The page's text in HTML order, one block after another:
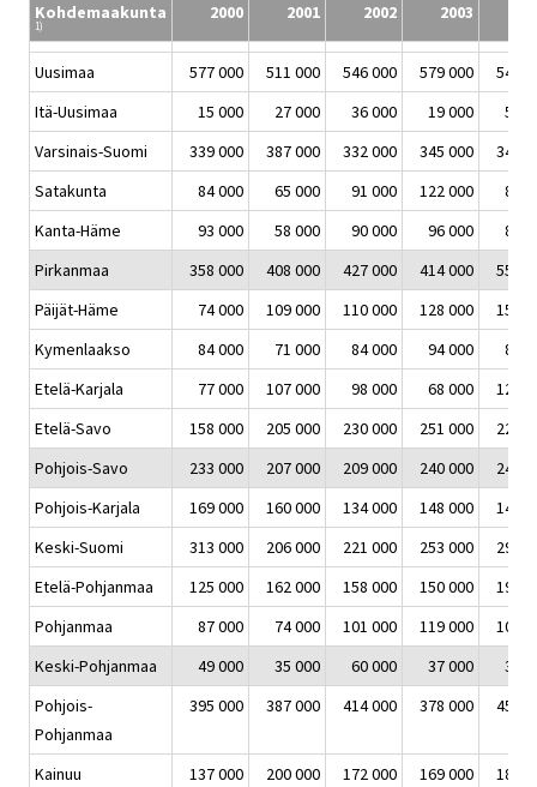
Kohdemaakunta
1)
2000 2001 2002 2003
Uusimaa 577 000 511 000 546 000 579 000
546
Itä-Uusimaa
15 000 27 000 36 000 19 000
51
Varsinais-Suomi
339 000 387 000 332 000 345 000
341
Satakunta
84 000 65 000 91 000 122 000
81
Kanta-Häme
93 000 58 000 90 000 96 000
86
Pirkanmaa
358 000 408 000 427 000 414 000
552
Päijät-Häme
74 000 109 000 110 000 128 000
156
Kymenlaakso
84 000 71 000 84 000 94 000
87
Etelä-Karjala
77 000 107 000 98 000 68 000
126
Etelä-Savo
158 000 205 000 230 000 251 000
226
Pohjois-Savo
233 000 207 000 209 000 240 000
241
Pohjois-Karjala
169 000 160 000 134 000 148 000
149
Keski-Suomi
313 000 206 000 221 000 253 000
290
Etelä-Pohjanmaa
125 000 162 000 158 000 150 000
191
Pohjanmaa
87 000 74 000 101 000 119 000
105
Keski-Pohjanmaa
49 000 35 000 60 000 37 000
39
Pohjois-
Pohjanmaa
395 000 387 000 414 000 378 000 453
Kainuu 137 000 200 000 172 000 169 000
180